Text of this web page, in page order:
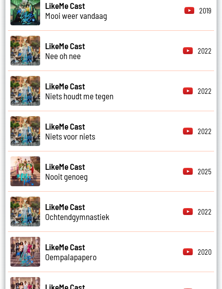
LikeMe Cast
Mooi weer vandaag
2019
LikeMe Cast
Nee oh nee
2022
LikeMe Cast
Niets houdt me tegen
2022
LikeMe Cast
Niets voor niets
2022
LikeMe Cast
Nooit genoeg
2025
LikeMe Cast
Ochtendgymnastiek
2022
LikeMe Cast
Oempalapapero
2020